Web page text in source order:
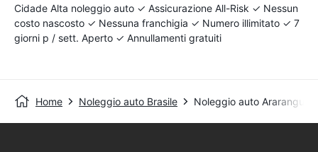
Cidade Alta noleggio auto ✓ Assicurazione All-Risk ✓ Nessun
costo nascosto ✓ Nessuna franchigia ✓ Numero illimitato ✓ 7
giorni p / sett. Aperto ✓ Annullamenti gratuiti
Home Noleggio auto Brasile Noleggio auto Araranguá